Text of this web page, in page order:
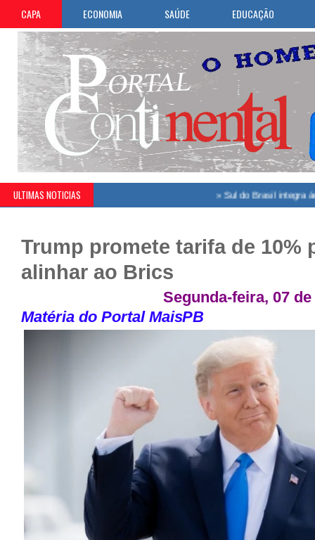
CAPA ECONOMIA SAÚDE EDUCAÇÃO
ULTIMAS NOTICIAS Sul do Brasil integra área
Trump promete tarifa de 10%
alinhar ao Brics
Segunda-feira, 07
Matéria do Portal MaisPB